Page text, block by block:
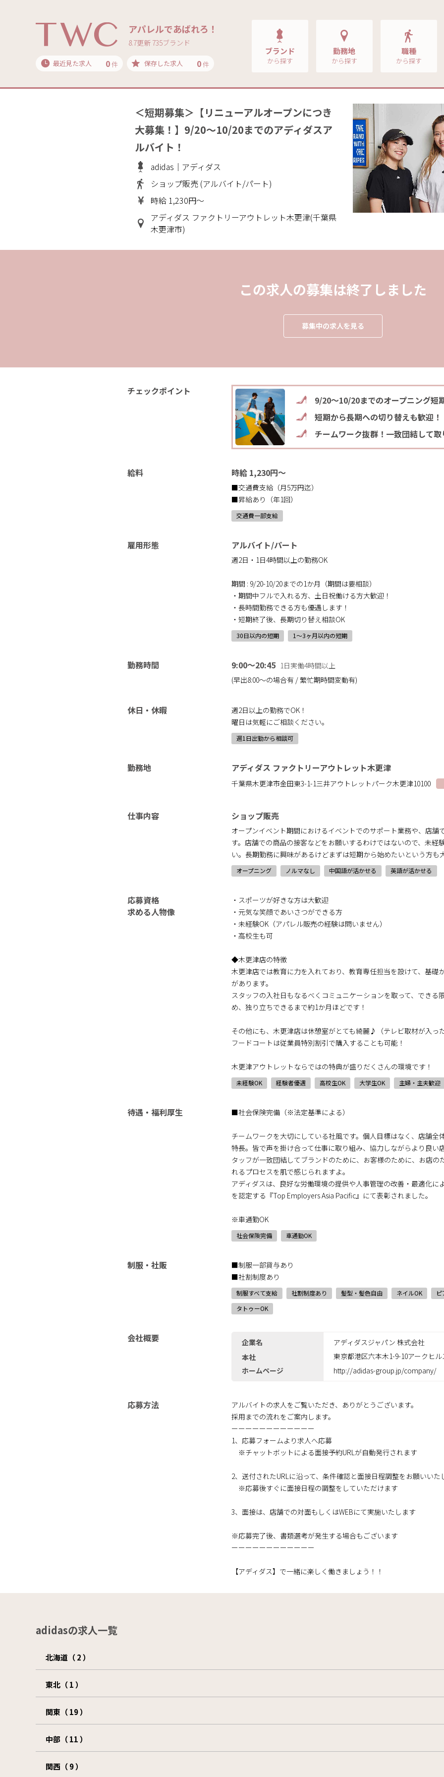
アパレルであばれろ！
8.7更新 735ブランド
最近見た求人 0件 保存した求人 0件
ブランド
から探す
勤務地
から探す
職種
から探す
＜短期募集＞【リニューアルオープンにつき
大募集！】9/20～10/20までのアディダスア
ルバイト！
adidas｜アディダス
ショップ販売 (アルバイト/パート)
時給 1,230円～
アディダス ファクトリーアウトレット木更津(千葉県
木更津市)
この求人の募集は終了しました
募集中の求人を見る
チェックポイント
9/20～10/20までのオープニング短
短期から長期への切り替えも歓迎！
チームワーク抜群！一致団結して
給料 時給 1,230円～
■交通費支給（月5万円迄）
■昇給あり（年1回）
交通費一部支給
雇用形態 アルバイト/パート
週2日・1日4時間以上の勤務OK
期間 : 9/20-10/20までの1か月（期間は要相談）
・期間中フルで入れる方、土日祝働ける方大歓迎！
・長時間勤務できる方も優遇します！
・短期終了後、長期切り替え相談OK
30日以内の短期 1〜3ヶ月以内の短期
勤務時間 9:00～20:45 1日実働4時間以上
(早出8:00～の場合有 / 繁忙期時間変動有)
休日・休暇
週2日以上の勤務でOK！
曜日は気軽にご相談ください。
週1日出勤から相談可
勤務地 アディダス ファクトリーアウトレット木更津
千葉県木更津市金田東3-1-1三井アウトレットパーク木更津10100
仕事内容 ショップ販売
オープンイベント期間におけるイベントでのサポート業務や、店舗
す。店舗での商品の接客などをお願いするわけではないので、未経
い。長期勤務に興味があるけどまずは短期から始めたいという方も
オープニング ノルマなし 中国語が活かせる 英語が活かせる
応募資格
求める人物像
・スポーツが好きな方は大歓迎
・元気な笑顔であいさつができる方
・未経験OK（アパレル販売の経験は問いません）
・高校生も可
◆木更津店の特徴
木更津店では教育に力を入れており、教育専任担当を設けて、基礎
があります。
スタッフの入社日もなるべくコミュニケーションを取って、できる
め、独り立ちできるまで約1か月ほどです！
その他にも、木更津店は休憩室がとても綺麗♪（テレビ取材が入った
フードコートは従業員特別割引で購入することも可能！
木更津アウトレットならではの特典が盛りだくさんの環境です！
未経験OK 経験者優遇 高校生OK 大学生OK 主婦・主夫歓迎
待遇・福利厚生 ■社会保険完備（※法定基準による）
チームワークを大切にしている社風です。個人目標はなく、店舗全
特長。皆で声を掛け合って仕事に取り組み、協力しながらより良い
タッフが一致団結してブランドのために、お客様のために、お店の
れるプロセスを肌で感じられますよ。
アディダスは、良好な労働環境の提供や人事管理の改善・最適化に
を認定する『Top Employers Asia Pacific』にて表彰されました。
※車通勤OK
社会保険完備 車通勤OK
制服・社販
■制服一部貸与あり
■社割制度あり
制服すべて支給 社割制度あり 髪型・髪色自由 ネイルOK ピ
タトゥーOK
会社概要 企業名
アディダスジャパン 株式会社
本社
東京都港区六本木1-9-10アークヒ
ホームページ
http://adidas-group.jp/company/
応募方法
アルバイトの求人をご覧いただき、ありがとうございます。
採用までの流れをご案内します。
ーーーーーーーーーーーー
1、応募フォームより求人へ応募
※チャットボットによる面接予約URLが自動発行されます
2、送付されたURLに沿って、条件確認と面接日程調整をお願いいた
※応募後すぐに面接日程の調整をしていただけます
3、面接は、店舗での対面もしくはWEBにて実施いたします
※応募完了後、書類選考が発生する場合もございます
ーーーーーーーーーーーー
【アディダス】で一緒に楽しく働きましょう！！
adidasの求人一覧
北海道（ 2 ）
東北（ 1 ）
関東（ 19 ）
中部（ 11 ）
関西（ 9 ）